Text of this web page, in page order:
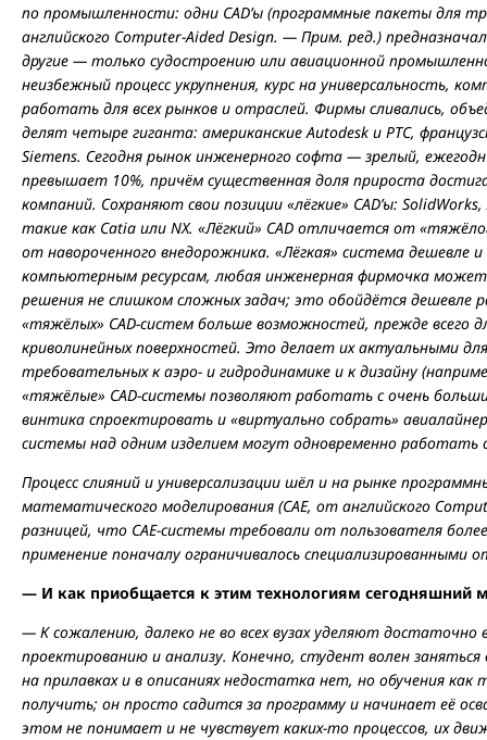
по промышленности: одни CAD’ы (программные пакеты для
английского Computer-Aided Design. — Прим. ред.)
другие — только судостроению или авиационной
неизбежный процесс укрупнения, курс на универсальность,
работать для всех рынков и отраслей. Фирмы сливались,
делят четыре гиганта: американские Autodesk и PTC,
Siemens. Сегодня рынок инженерного софта — зрелый,
превышает 10%, причём существенная доля прироста
компаний. Сохраняют свои позиции «лёгкие» CAD’ы:
такие как Catia или NX. «Лёгкий» СAD отличается от
от навороченного внедорожника. «Лёгкая» система дешевле
компьютерным ресурсам, любая инженерная фирмочка может
решения не слишком сложных задач; это обойдётся дешевле
«тяжёлых» CAD-систем больше возможностей, прежде всего
криволинейных поверхностей. Это делает их актуальными
требовательных к аэро- и гидродинамике и к дизайну
«тяжёлые» CAD-системы позволяют работать с очень
винтика спроектировать и «виртуально собрать»
системы над одним изделием могут одновременно работать
Процесс слияний и универсализации шёл и на рынке
математического моделирования (CAE, от английского
разницей, что CAE-системы требовали от пользователя
применение поначалу ограничивалось специализированными
— И как приобщается к этим технологиям сегодняшний
— К сожалению, далеко не во всех вузах уделяют
проектированию и анализу. Конечно, студент волен
на прилавках и в описаниях недостатка нет, но обучения
получить; он просто садится за программу и начинает её
этом не понимает и не чувствует каких-то процессов, их